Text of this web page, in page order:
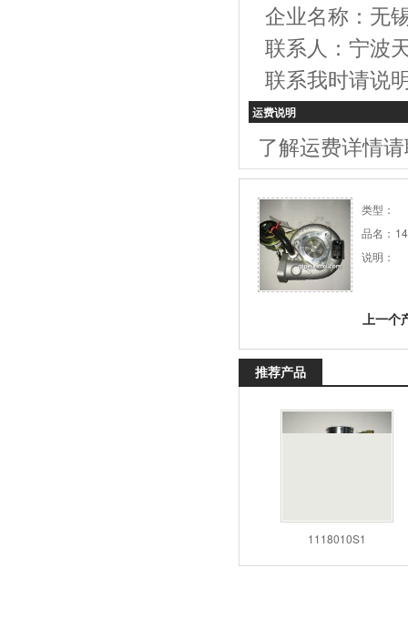
企业名称：无
联系人：宁波
联系我时请说
运费说明
了解运费详情
类型：
品名：
说明：
上一个
推荐产品
1118010S1